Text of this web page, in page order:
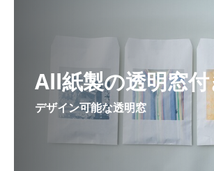
All紙製の透明窓
デザイン可能な透明窓